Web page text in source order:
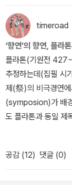
없을 것 같구나
어머니를 홀대한 것
너를 배은망덕한 자
다. _ 크세노폰, <소
같은 부모에게서 태
야수도 함께 자란 경
세. 게다가 다른 사
을 더 존중하고 덜 공
2권 제3장, p86 이렇
는 플라톤의 작품에
기하학 증명을 통해
할을 하게 된다(알
니었던 것). 크세노폰
은 널리 알려져 있다.
적 저작으로, 그러한
용병 제안을 받아들
내전에 용병으로 참
크라테스는 왜 사전
나무란다. 용병대의
묻는 등 (신중했다
들을 부정했다는 죄
사람이 부자(父子)
여준다고 판단하기
증후군을 연구한 전
대할 때 지켜야 할 여
의 재난을 대비해 매
군'을 제대로 이해하
알겠는가), (호신술
할 확률을 높아진다
렇다. “희망을 유지
모른다.”판도라의
하다. 한마디로 가해
형성되는 동지적 연
있으리라. 어쨌든 천
하면서도 <메넥세노
과 어떤 관련성이 있
두 '그룹'은 최근에
가됨으로써 (이제이
스>가 위작논란에
인 작품이라도 번역의 대
>는 소크라테스의
인으로 전후에 대화
섞인 편안한 대화
해진 시간에 따라야
timeroad
‘향연’의 향연, 플라
플라톤(기원전
추정하는데(집필 시
제(祭)의 비극경연
(symposion)가 배
도 플라톤과 동일 제
풀었다는 '가상의'
야기다. 비록 ‘설정’
명기한 것은 당시의
공감 (12) 댓글 (0)